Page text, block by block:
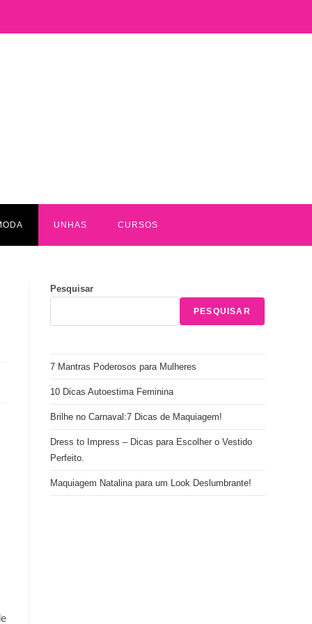
UNHAS CURSOS
Pesquisar
PESQUISAR
7 Mantras Poderosos para Mulheres
10 Dicas Autoestima Feminina
Brilhe no Carnaval:7 Dicas de Maquiagem!
Dress to Impress – Dicas para Escolher o Vestido
Perfeito.
Maquiagem Natalina para um Look Deslumbrante!